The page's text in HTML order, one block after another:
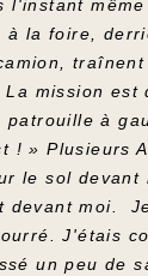
l'instant
la foire,
mission
à
! » Plusieurs
le sol
devant moi.
J'étais
un peu de